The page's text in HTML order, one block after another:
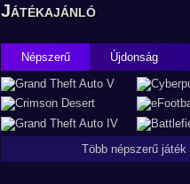
Játékajánló
Népszerű Újdonság
Több népszerű játék